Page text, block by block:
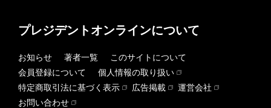
プレジデントオンラインについて
お知らせ 著者一覧
このサイトについて
会員登録について
個人情報の取り扱い
特定商取引法に基づく表示
広告掲載
運営会社
お問い合わせ